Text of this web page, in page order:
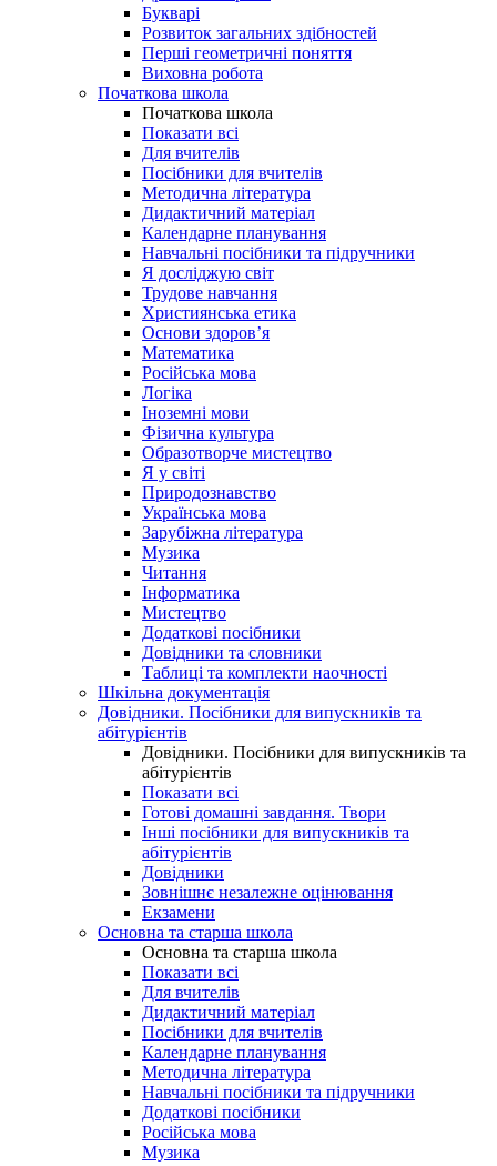
Букварі
Розвиток загальних здібностей
Перші геометричні поняття
Виховна робота
Початкова школа
Початкова школа
Показати всі
Для вчителів
Посібники для вчителів
Методична література
Дидактичний матеріал
Календарне планування
Навчальні посібники та підручники
Я досліджую світ
Трудове навчання
Християнська етика
Основи здоров’я
Математика
Російська мова
Логіка
Іноземні мови
Фізична культура
Образотворче мистецтво
Я у світі
Природознавство
Українська мова
Зарубіжна література
Музика
Читання
Інформатика
Мистецтво
Додаткові посібники
Довідники та словники
Таблиці та комплекти наочності
Шкільна документація
Довідники. Посібники для випускників та
абітурієнтів
Довідники. Посібники для випускників та
абітурієнтів
Показати всі
Готові домашні завдання. Твори
Інші посібники для випускників та
абітурієнтів
Довідники
Зовнішнє незалежне оцінювання
Екзамени
Основна та старша школа
Основна та старша школа
Показати всі
Для вчителів
Дидактичний матеріал
Посібники для вчителів
Календарне планування
Методична література
Навчальні посібники та підручники
Додаткові посібники
Російська мова
Музика